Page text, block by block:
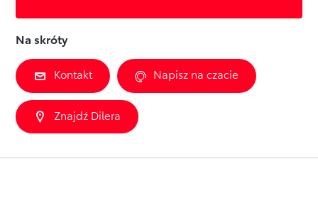
Na skróty
Kontakt Napisz na czacie
Znajdź Dilera